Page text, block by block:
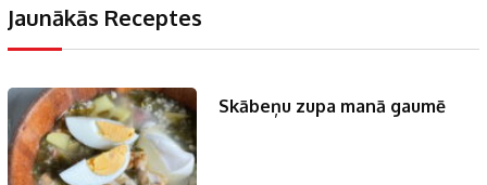
Jaunākās Receptes
Skābeņu zupa manā gaumē